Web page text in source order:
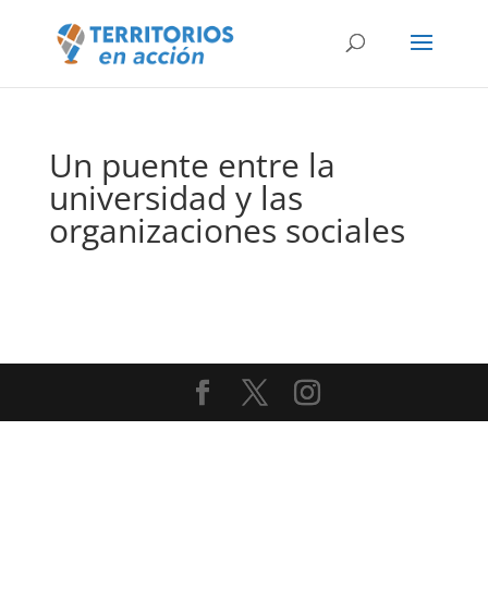
Un puente entre la
universidad y las
organizaciones sociales